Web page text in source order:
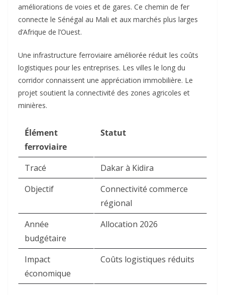
améliorations de voies et de gares. Ce chemin de fer
connecte le Sénégal au Mali et aux marchés plus larges
d’Afrique de l’Ouest.​
Une infrastructure ferroviaire améliorée réduit les coûts
logistiques pour les entreprises. Les villes le long du
corridor connaissent une appréciation immobilière. Le
projet soutient la connectivité des zones agricoles et
minières.​
Élément
ferroviaire
Statut
Tracé
Dakar à Kidira
Objectif
Connectivité commerce
régional
Année
budgétaire
Allocation 2026
Impact
économique
Coûts logistiques réduits